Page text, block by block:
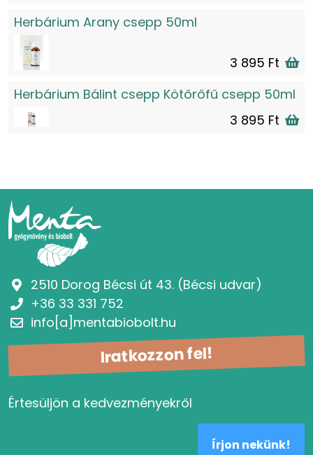
Herbárium Arany csepp 50ml
3 895 Ft
Herbárium Bálint csepp Kötőrőfű csepp 50ml
3 895 Ft
Iratkozzon fel!
Értesüljön a kedvezményekről
Írjon nekünk!
2510 Dorog Bécsi út 43. (Bécsi udvar)
+36 33 331 752
info[a]mentabiobolt.hu